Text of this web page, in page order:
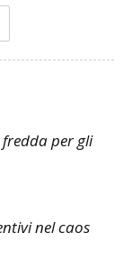
per gli
nel caos